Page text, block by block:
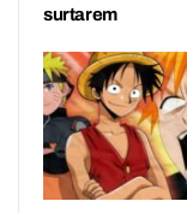
surtarem